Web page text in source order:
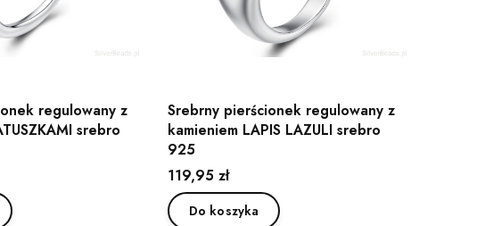
regulowany z
srebro
Srebrny pierścionek regulowany z
kamieniem LAPIS LAZULI srebro
925
Cena
119,95 zł
Do koszyka